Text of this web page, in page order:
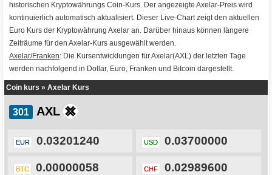
historischen Kryptowährungs Coin-Kurs. Der angezeigte Axelar-Preis wird
kontinuierlich automatisch aktualisiert. Dieser Live-Chart zeigt den aktuellen
Euro Kurs der Kryptowährung Axelar an. Darüber hinaus können längere
Zeiträume für den Axelar-Kurs ausgewählt werden.
Axelar/Franken: Die Kursentwicklungen für Axelar(AXL) der letzten Tage
werden nachfolgend in Dollar, Euro, Franken und Bitcoin dargestellt.
Coin kurs » Axelar Kurs
AXL
EUR 0.03201240 USD 0.03700000
BTC 0.00000058 CHF 0.02989600